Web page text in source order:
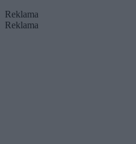
Reklama
Reklama